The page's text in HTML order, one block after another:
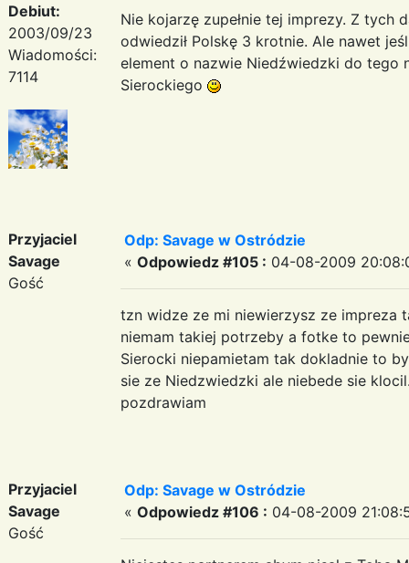
Debiut:
2003/09/23
Wiadomości:
7114
Nie kojarzę zupełnie tej imprezy. Z tych
odwiedził Polskę 3 krotnie. Ale nawet
element o nazwie Niedźwiedzki do tego
Sierockiego
Przyjaciel
Savage
Gość
Odp: Savage w Ostródzie
« Odpowiedz #105 : 04-08-2009
tzn widze ze mi niewierzysz ze impreza
niemam takiej potrzeby a fotke to
Sierocki niepamietam tak dokladnie to
sie ze Niedzwiedzki ale niebede sie
pozdrawiam
Przyjaciel
Savage
Gość
Odp: Savage w Ostródzie
« Odpowiedz #106 : 04-08-2009